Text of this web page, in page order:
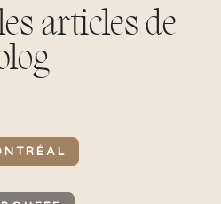
articles de